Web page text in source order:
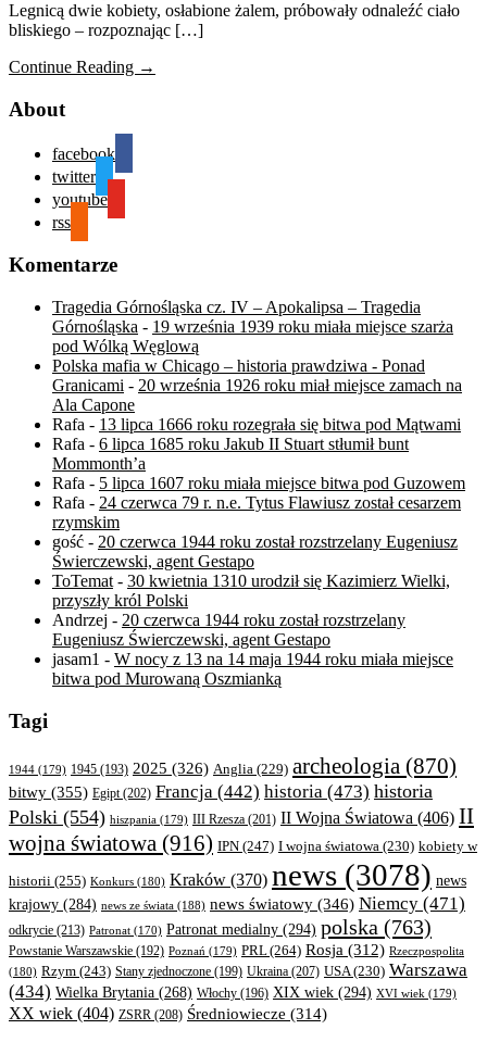
Legnicą dwie kobiety, osłabione żalem, próbowały odnaleźć ciało
bliskiego – rozpoznając […]
Continue Reading →
About
facebook
twitter
youtube
rss
Komentarze
Tragedia Górnośląska cz. IV – Apokalipsa – Tragedia
Górnośląska - 19 września 1939 roku miała miejsce szarża
pod Wólką Węglową
Polska mafia w Chicago – historia prawdziwa - Ponad
Granicami - 20 września 1926 roku miał miejsce zamach na
Ala Capone
Rafa - 13 lipca 1666 roku rozegrała się bitwa pod Mątwami
Rafa - 6 lipca 1685 roku Jakub II Stuart stłumił bunt
Mommonth’a
Rafa - 5 lipca 1607 roku miała miejsce bitwa pod Guzowem
Rafa - 24 czerwca 79 r. n.e. Tytus Flawiusz został cesarzem
rzymskim
gość - 20 czerwca 1944 roku został rozstrzelany Eugeniusz
Świerczewski, agent Gestapo
ToTemat - 30 kwietnia 1310 urodził się Kazimierz Wielki,
przyszły król Polski
Andrzej - 20 czerwca 1944 roku został rozstrzelany
Eugeniusz Świerczewski, agent Gestapo
jasam1 - W nocy z 13 na 14 maja 1944 roku miała miejsce
bitwa pod Murowaną Oszmianką
Tagi
1944 (179) 1945 (193) 2025 (326) Anglia (229) archeologia (870)
bitwy (355) Egipt(202) Francja (442) historia (473) historia
Polski (554) hiszpania (179) III Rzesza (201) II Wojna Światowa (406) II
wojna światowa (916) IPN (247) I wojna światowa (230) kobiety w
historii (255) Konkurs (180) Kraków (370) news (3078) news
krajowy (284) news ze świata (188) news światowy (346) Niemcy (471)
odkrycie (213) Patronat (170) Patronat medialny (294) polska (763)
Powstanie Warszawskie (192) Poznań (179) PRL(264) Rosja (312) Rzeczpospolita
(180) Rzym (243) Stany zjednoczone (199) Ukraina (207) USA(230) Warszawa
(434) Wielka Brytania (268) Włochy (196) XIX wiek (294) XVI wiek (179)
XX wiek (404) ZSRR (208) Średniowiecze (314)